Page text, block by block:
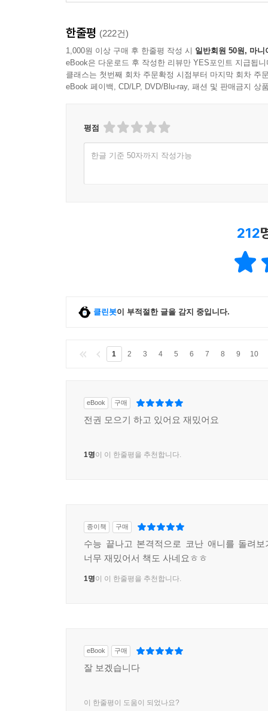
한줄평 (222건)
1,000원 이상 구매 후 한줄평 작성 시 일반회원 50원, 마니
eBook은 다운로드 후 작성한 리뷰만 YES포인트 지급됩니
클래스는 첫번째 회차 주문확정 시점부터 마지막 회차 주
eBook 페이백, CD/LP, DVD/Blu-ray, 패션 및 판매금지 상
평점
한글 기준 50자까지 작성가능
212
클린봇이 부적절한 글을 감지 중입니다.
1 2 3 4 5 6 7 8 9 10
eBook 구매
전권 모으기 하고 있어요 재밌어요
1명이 이 한줄평을 추천합니다.
종이책 구매
수능 끝나고 본격적으로 코난 애니를 돌려보
너무 재밌어서 책도 사네요ㅎㅎ
1명이 이 한줄평을 추천합니다.
eBook 구매
잘 보겠습니다
이 한줄평이 도움이 되었나요?